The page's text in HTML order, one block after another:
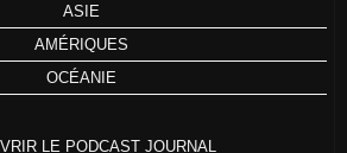
ASIE
AMÉRIQUES
OCÉANIE
LE PODCAST JOURNAL